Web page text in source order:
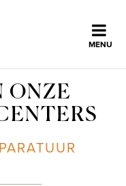
MENU
ONZE